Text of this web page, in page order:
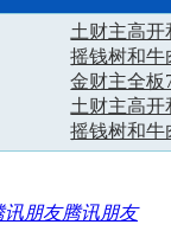
土财主高开
摇钱树和牛
金财主全板
土财主高开
摇钱树和牛
腾讯朋友